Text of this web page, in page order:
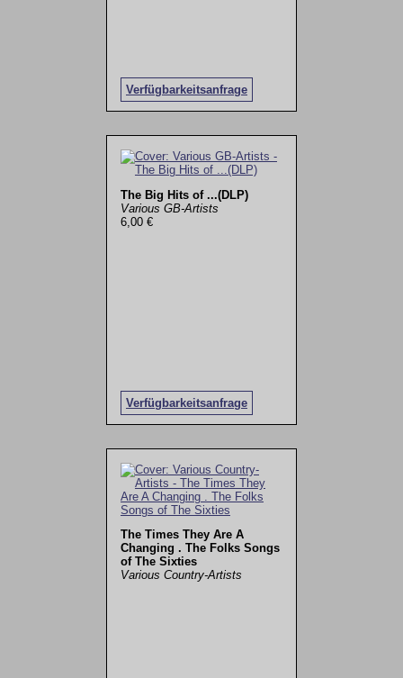
Verfügbarkeitsanfrage
The Big Hits of ...(DLP)
Various GB-Artists
6,00 €
Verfügbarkeitsanfrage
The Times They Are A
Changing . The Folks Songs
of The Sixties
Various Country-Artists